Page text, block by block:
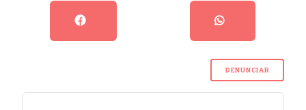
DENUNCIAR